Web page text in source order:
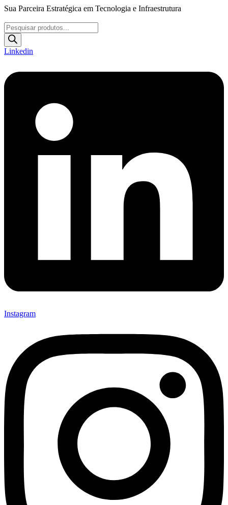
Ir
o
conteúdo
Sua Parceira Estratégica em Tecnologia e Infraestrutura
Pesquisar
produtos
Linkedin
Instagram